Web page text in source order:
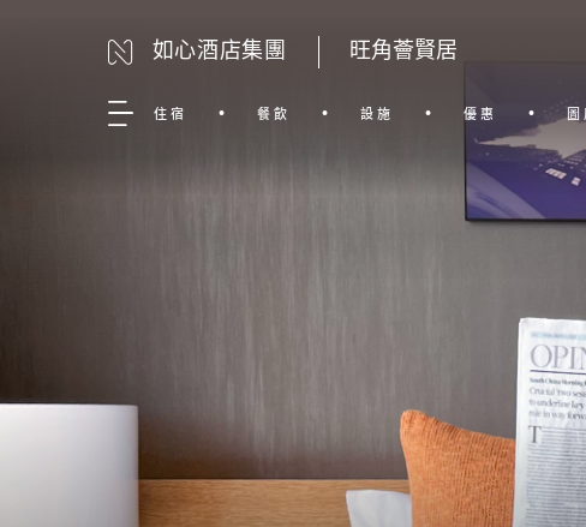
如心酒店集團 旺角薈賢居
住宿 餐飲 設施 優惠 圖